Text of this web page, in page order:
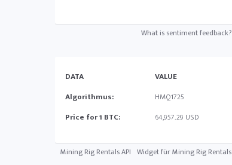
What is sentiment feedback?
DATA
VALUE
Algorithmus:
HMQ1725
Price for 1 BTC:
64,957.29 USD
Mining Rig Rentals API Widget für Mining Rig Rentals